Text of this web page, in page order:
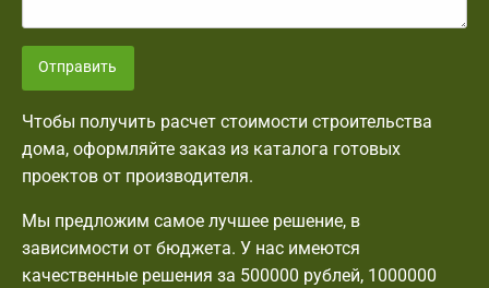
Отправить
Чтобы получить расчет стоимости строительства
дома, оформляйте заказ из каталога готовых
проектов от производителя.
Мы предложим самое лучшее решение, в
зависимости от бюджета. У нас имеются
качественные решения за 500000 рублей, 1000000